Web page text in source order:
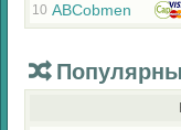
10 ABCobmen